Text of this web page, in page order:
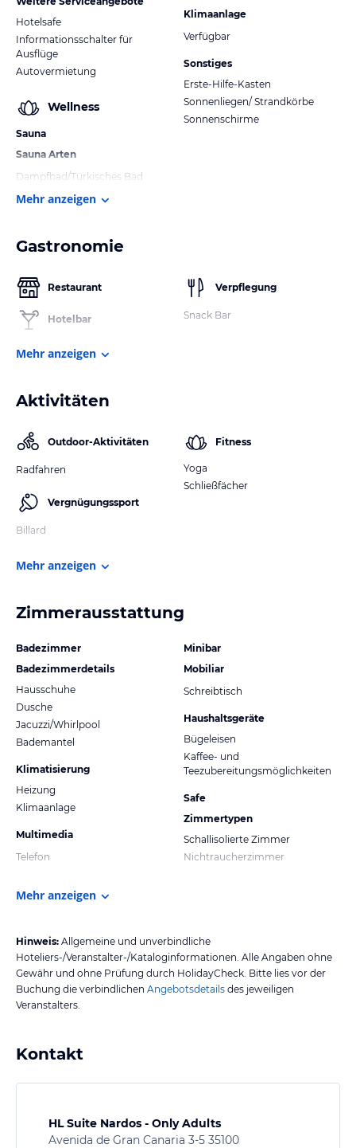
Hotelsafe
Informationsschalter für
Ausflüge
Autovermietung
Wellness
Sauna
Sauna Arten
Dampfbad/Türkisches Bad
Klimaanlage
Verfügbar
Sonstiges
Erste-Hilfe-Kasten
Sonnenliegen/ Strandkörbe
Sonnenschirme
Mehr anzeigen
Gastronomie
Restaurant
Hotelbar
Verpflegung
Snack Bar
Mehr anzeigen
Aktivitäten
Outdoor-Aktivitäten
Radfahren
Vergnügungssport
Billard
Fitness
Yoga
Schließfächer
Mehr anzeigen
Zimmerausstattung
Badezimmer
Badezimmerdetails
Hausschuhe
Dusche
Jacuzzi/Whirlpool
Bademantel
Klimatisierung
Heizung
Klimaanlage
Multimedia
Telefon
Minibar
Mobiliar
Schreibtisch
Haushaltsgeräte
Bügeleisen
Kaffee- und
Teezubereitungsmöglichkeiten
Safe
Zimmertypen
Schallisolierte Zimmer
Nichtraucherzimmer
Mehr anzeigen
Hinweis: Allgemeine und unverbindliche
Hoteliers-/Veranstalter-/Kataloginformationen. Alle Angaben ohne
Gewähr und ohne Prüfung durch HolidayCheck. Bitte lies vor der
Buchung die verbindlichen Angebotsdetails des jeweiligen
Veranstalters.
Kontakt
HL Suite Nardos - Only Adults
Avenida de Gran Canaria 3-5 35100